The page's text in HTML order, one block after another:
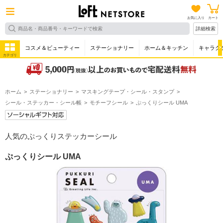
お気に入り カート
詳細検索
カテゴリ
コスメ＆ビューティー ステーショナリー ホーム＆キッチン キャラク
ホーム ステーショナリー
マスキングテープ・シール・スタンプ
シール・ステッカー・シール帳
モチーフシール ぷっくりシール UMA
人気のぷっくりステッカーシール
ぷっくりシール UMA